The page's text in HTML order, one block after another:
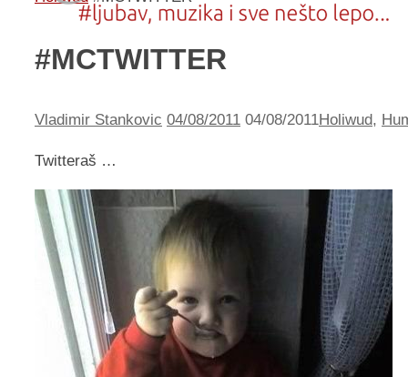
#MCTWITTER
Vladimir Stankovic 04/08/2011 04/08/2011Holiwud,
Twitteraš …